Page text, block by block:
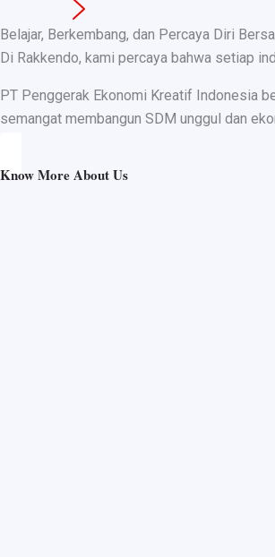
Belajar, Berkembang, dan Percaya Diri
Di Rakkendo, kami percaya bahwa setiap
PT Penggerak Ekonomi Kreatif Indonesia
semangat membangun SDM unggul dan
Know More About Us